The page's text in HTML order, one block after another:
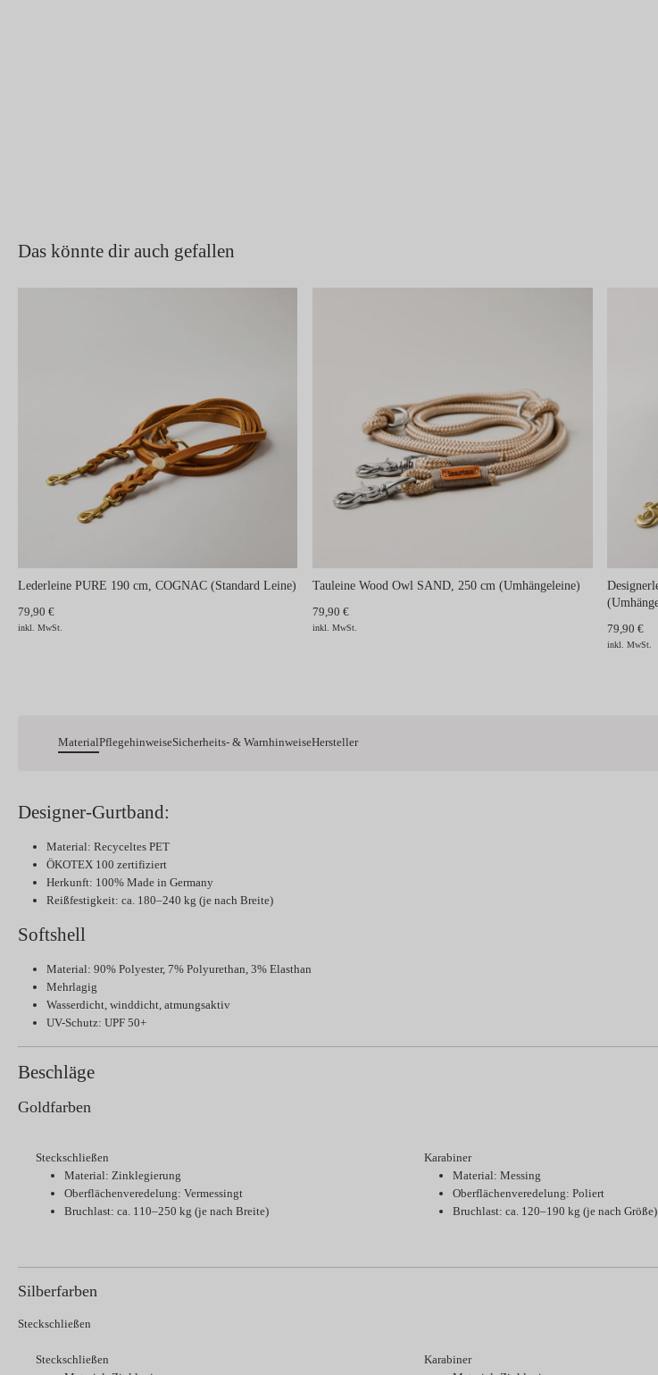
Das könnte dir auch gefallen
Lederleine PURE 190 cm, COGNAC (Standard Leine)
79,90 €
inkl. MwSt.
Tauleine Wood Owl SAND, 250 cm (Umhängeleine)
79,90 €
inkl. MwSt.
79,90 €
inkl. MwSt.
MaterialPflegehinweiseSicherheits- & WarnhinweiseHersteller
Designer-Gurtband:
Material: Recyceltes PET
ÖKOTEX 100 zertifiziert
Herkunft: 100% Made in Germany
Reißfestigkeit: ca. 180–240 kg (je nach Breite)
Softshell
Material: 90% Polyester, 7% Polyurethan, 3% Elasthan
Mehrlagig
Wasserdicht, winddicht, atmungsaktiv
UV-Schutz: UPF 50+
Beschläge
Goldfarben
Steckschließen
Material: Zinklegierung
Oberflächenveredelung: Vermessingt
Bruchlast: ca. 110–250 kg (je nach Breite)
Karabiner
Material: Messing
Oberflächenveredelung: Poliert
Bruchlast: ca. 120–190 kg (je nach Größe)
Silberfarben
Steckschließen
Steckschließen
Karabiner